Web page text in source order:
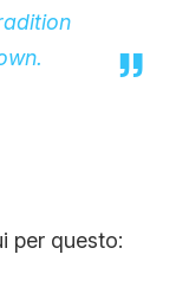
per questo: